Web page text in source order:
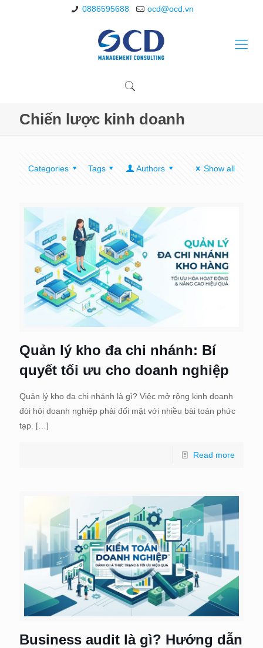
0886595688 ocd@ocd.vn
Chiến lược kinh doanh
Categories Tags Authors Show all
Quản lý kho đa chi nhánh: Bí
quyết tối ưu cho doanh nghiệp
Quản lý kho đa chi nhánh là gì? Việc mở rộng kinh doanh
đòi hỏi doanh nghiệp phải đối mặt với nhiều bài toán phức
tạp. […]
Read more
Business audit là gì? Hướng dẫn